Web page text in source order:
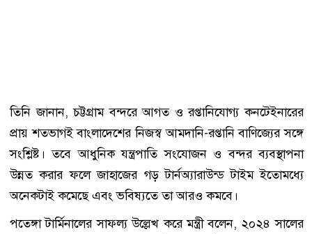
তিনি জানান, চট্টগ্রাম বন্দরে আগত ও রপ্তানিযোগ্য কনটেইনারের
প্রায় শতভাগই বাংলাদেশের নিজস্ব আমদানি-রপ্তানি বাণিজ্যের সঙ্গে
সংশ্লিষ্ট। তবে আধুনিক যন্ত্রপাতি সংযোজন ও বন্দর ব্যবস্থাপনা
উন্নত করার ফলে জাহাজের গড় টার্নঅ্যারাউন্ড টাইম ইতোমধ্যে
অনেকটাই কমেছে এবং ভবিষ্যতে তা আরও কমবে।
পতেঙ্গা টার্মিনালের সাফল্য উল্লেখ করে মন্ত্রী বলেন, ২০২৪ সালের